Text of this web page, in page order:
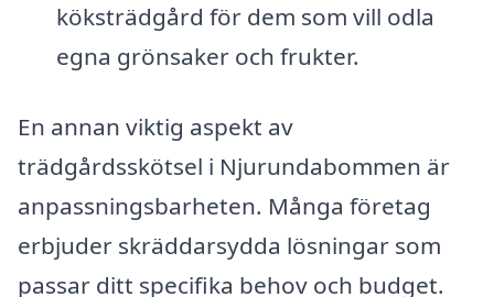
köksträdgård för dem som vill odla
egna grönsaker och frukter.
En annan viktig aspekt av
trädgårdsskötsel i Njurundabommen är
anpassningsbarheten. Många företag
erbjuder skräddarsydda lösningar som
passar ditt specifika behov och budget.